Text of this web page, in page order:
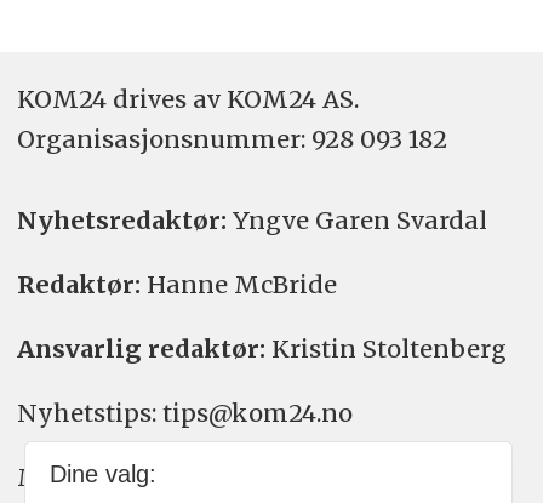
KOM24 drives av KOM24 AS.
Organisasjons­nummer: 928 093 182
Nyhetsredaktør: Yngve Garen Svardal
Redaktør: Hanne McBride
Ansvarlig redaktør: Kristin Stoltenberg
Nyhetstips: tips@kom24.no
Meninger: meninger@kom24.no
Dine valg: